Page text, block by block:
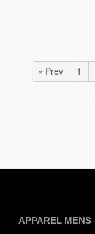
« Prev 1
APPAREL MENS